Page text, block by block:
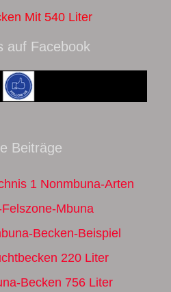
Mit 540 Liter
auf Facebook
Beiträge
1 Nonmbuna-Arten
Mbuna
Becken-Beispiel
220 Liter
Becken 756 Liter